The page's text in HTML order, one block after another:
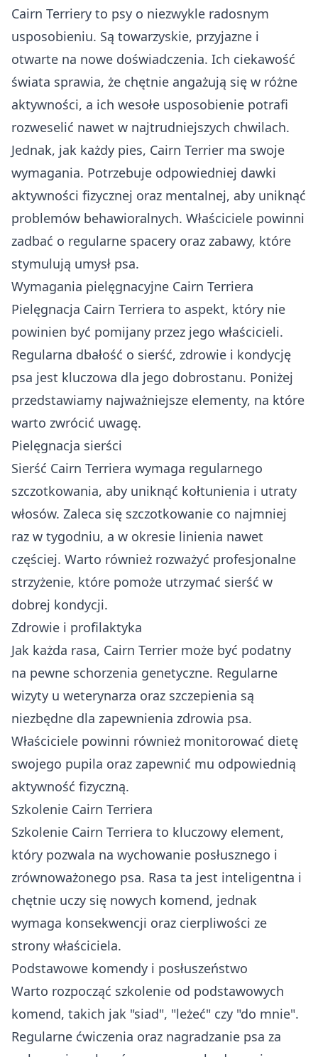
Cairn Terriery to psy o niezwykle radosnym
usposobieniu. Są towarzyskie, przyjazne i
otwarte na nowe doświadczenia. Ich ciekawość
świata sprawia, że chętnie angażują się w różne
aktywności, a ich wesołe usposobienie potrafi
rozweselić nawet w najtrudniejszych chwilach.
Jednak, jak każdy pies, Cairn Terrier ma swoje
wymagania. Potrzebuje odpowiedniej dawki
aktywności fizycznej oraz mentalnej, aby uniknąć
problemów behawioralnych. Właściciele powinni
zadbać o regularne spacery oraz zabawy, które
stymulują umysł psa.
Wymagania pielęgnacyjne Cairn Terriera
Pielęgnacja Cairn Terriera to aspekt, który nie
powinien być pomijany przez jego właścicieli.
Regularna dbałość o sierść, zdrowie i kondycję
psa jest kluczowa dla jego dobrostanu. Poniżej
przedstawiamy najważniejsze elementy, na które
warto zwrócić uwagę.
Pielęgnacja sierści
Sierść Cairn Terriera wymaga regularnego
szczotkowania, aby uniknąć kołtunienia i utraty
włosów. Zaleca się szczotkowanie co najmniej
raz w tygodniu, a w okresie linienia nawet
częściej. Warto również rozważyć profesjonalne
strzyżenie, które pomoże utrzymać sierść w
dobrej kondycji.
Zdrowie i profilaktyka
Jak każda rasa, Cairn Terrier może być podatny
na pewne schorzenia genetyczne. Regularne
wizyty u weterynarza oraz szczepienia są
niezbędne dla zapewnienia zdrowia psa.
Właściciele powinni również monitorować dietę
swojego pupila oraz zapewnić mu odpowiednią
aktywność fizyczną.
Szkolenie Cairn Terriera
Szkolenie Cairn Terriera to kluczowy element,
który pozwala na wychowanie posłusznego i
zrównoważonego psa. Rasa ta jest inteligentna i
chętnie uczy się nowych komend, jednak
wymaga konsekwencji oraz cierpliwości ze
strony właściciela.
Podstawowe komendy i posłuszeństwo
Warto rozpocząć szkolenie od podstawowych
komend, takich jak "siad", "leżeć" czy "do mnie".
Regularne ćwiczenia oraz nagradzanie psa za